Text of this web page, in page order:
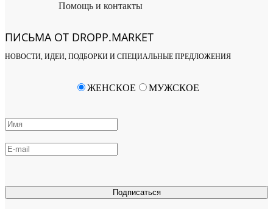
Помощь и контакты
ПИСЬМА ОТ DROPP.MARKET
НОВОСТИ, ИДЕИ, ПОДБОРКИ И СПЕЦИАЛЬНЫЕ ПРЕДЛОЖЕНИЯ
Подписаться
ЖЕНСКОЕ МУЖСКОЕ